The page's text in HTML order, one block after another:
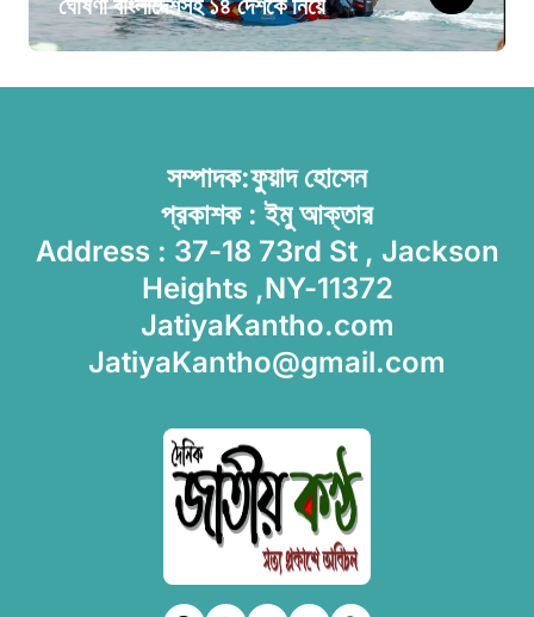
ঘোষণা বাংলাদেশসহ ১৪ দেশকে নিয়ে
সম্পাদক:ফুয়াদ হোসেন
প্রকাশক : ইমু আক্তার
Address : 37-18 73rd St , Jackson
Heights ,NY-11372
JatiyaKantho.com
JatiyaKantho@gmail.com